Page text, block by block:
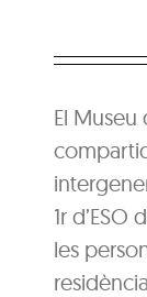
El Museu
1r
les